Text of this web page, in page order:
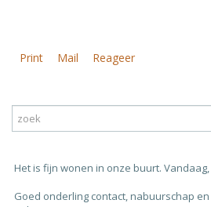
Print Mail Reageer
Het is fijn wonen in onze buurt.
Goed onderling contact, nabuurschap